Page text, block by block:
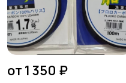
от 1 350 ₽